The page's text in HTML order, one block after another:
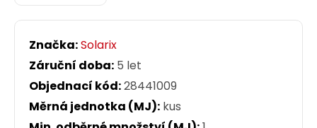
Značka:Solarix
Záruční doba: 5 let
Objednací kód:28441009
Měrná jednotka (MJ): kus